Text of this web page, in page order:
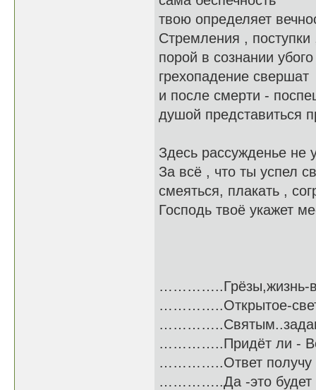
твою определяет
Стремления ,
порой в сознании убого
грехопадение свершат
и после смерти -
душой представиться
Здесь рассужденье не
За всё , что ты успел
смеяться, плакать ,
Господь твоё укажет
…………..Грёзы,жизнь-
…………..Открытое-
…………..Придёт ли -
…………..Ответ
…………..Да -это